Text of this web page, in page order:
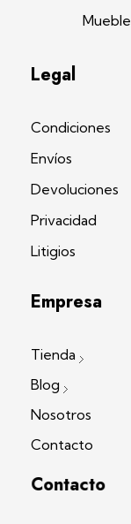
Legal
Condiciones
Envíos
Devoluciones
Privacidad
Litigios
Empresa
Tienda
Blog
Nosotros
Contacto
Contacto